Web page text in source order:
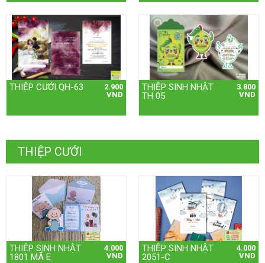
THIỆP CƯỚI QH-63
2.900
VND
THIỆP SINH NHẬT
TH 05
3.800
VND
THIỆP CƯỚI
THIỆP SINH NHẬT
1801 MÃ E
4.000
VND
THIỆP SINH NHẬT
2051-C
4.000
VND